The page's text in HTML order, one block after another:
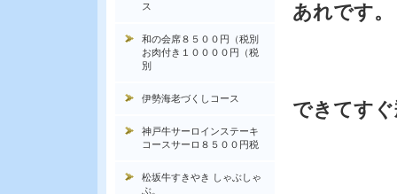
あれです。
できてす
ス
和の会席８５００円（税別
お肉付き１００００円（税
別
伊勢海老づくしコース
神戸牛サーロインステーキ
コースサーロ８５００円税
松坂牛すきやき しゃぶしゃ
ぶ。